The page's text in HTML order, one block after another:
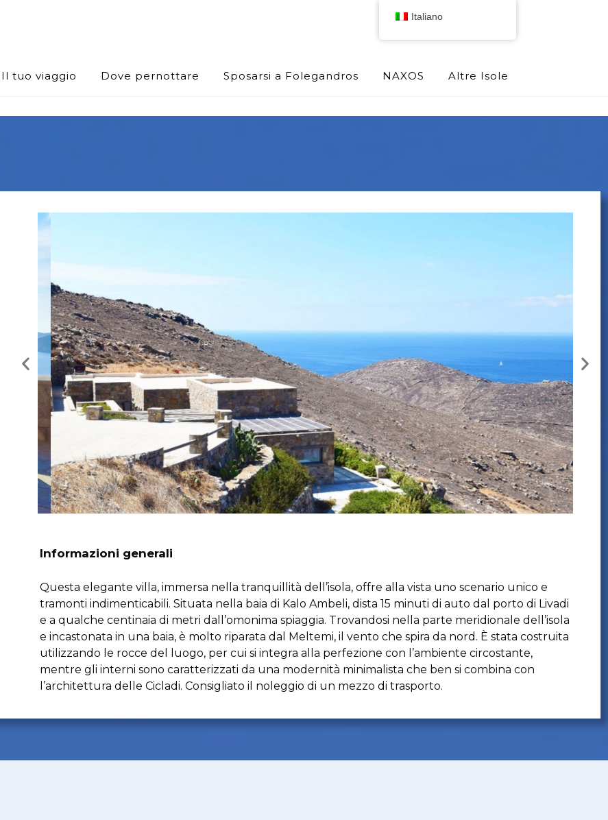
Il tuo viaggio Dove pernottare Sposarsi a Folegandros NAXOS Altre Isole
Informazioni generali
Questa elegante villa, immersa nella tranquillità dell’isola, offre alla vista uno scenario unico e
tramonti indimenticabili. Situata nella baia di Kalo Ambeli, dista 15 minuti di auto dal porto di Livadi
e a qualche centinaia di metri dall’omonima spiaggia. Trovandosi nella parte meridionale dell’isola
e incastonata in una baia, è molto riparata dal Meltemi, il vento che spira da nord. È stata costruita
utilizzando le rocce del luogo, per cui si integra alla perfezione con l’ambiente circostante,
mentre gli interni sono caratterizzati da una modernità minimalista che ben si combina con
l’architettura delle Cicladi. Consigliato il noleggio di un mezzo di trasporto.
Italiano